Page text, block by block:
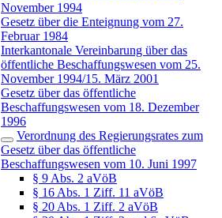
November 1994
Gesetz über die Enteignung vom 27.
Februar 1984
Interkantonale Vereinbarung über das
öffentliche Beschaffungswesen vom 25.
November 1994/15. März 2001
Gesetz über das öffentliche
Beschaffungswesen vom 18. Dezember
1996
Verordnung des Regierungsrates zum
Gesetz über das öffentliche
Beschaffungswesen vom 10. Juni 1997
§ 9 Abs. 2 aVöB
§ 16 Abs. 1 Ziff. 11 aVöB
§ 20 Abs. 1 Ziff. 2 aVöB